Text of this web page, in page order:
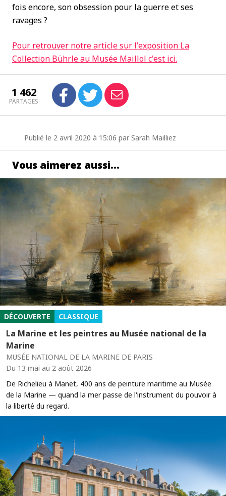
fois encore, son obsession pour la guerre et ses
ravages ?
Pour retrouver notre article sur l'exposition La
Collection Bührle au Musée Maillol c'est ici.
1 462
PARTAGES
Publié le 2 avril 2020 à 15:06 par Sarah Mailliez
Vous aimerez aussi…
DÉCOUVERTE CLASSIQUE
La Marine et les peintres au Musée national de la
Marine
MUSÉE NATIONAL DE LA MARINE DE PARIS
Du 13 mai au 2 août 2026
De Richelieu à Manet, 400 ans de peinture maritime au Musée
de la Marine — quand la mer passe de l'instrument du pouvoir à
la liberté du regard.